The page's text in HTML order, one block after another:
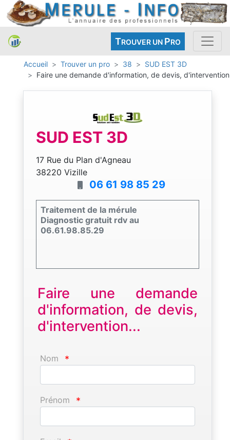
TROUVER UN PRO
Accueil Trouver un pro 38
SUD EST 3D
Faire une demande d'information, de devis, d'intervention
SUD EST 3D
17 Rue du Plan d'Agneau
38220 Vizille
06 61 98 85 29
Traitement de la mérule
Diagnostic gratuit rdv au
06.61.98.85.29
Faire une demande
d'information, de devis,
d'intervention...
Nom *
Prénom *